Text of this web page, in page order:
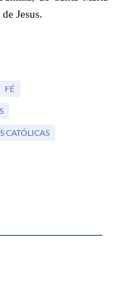
Jesus.
FÉ
CATÓLICAS